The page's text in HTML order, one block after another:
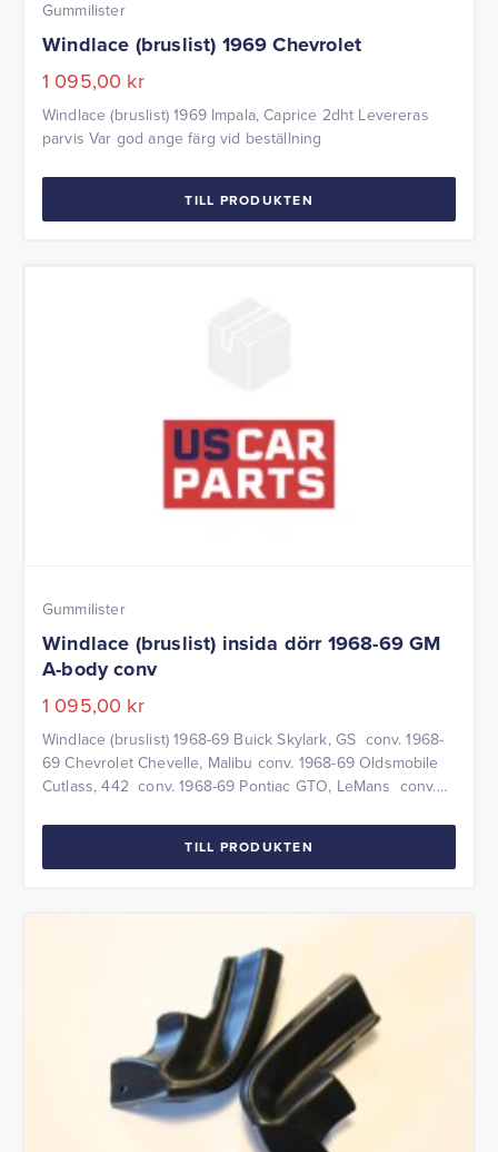
Gummilister
Windlace (bruslist) 1969 Chevrolet
1 095,00 kr
Windlace (bruslist) 1969 Impala, Caprice 2dht Levereras
parvis Var god ange färg vid beställning
TILL PRODUKTEN
Gummilister
Windlace (bruslist) insida dörr 1968-69 GM
A-body conv
1 095,00 kr
Windlace (bruslist) 1968-69 Buick Skylark, GS conv. 1968-
69 Chevrolet Chevelle, Malibu conv. 1968-69 Oldsmobile
Cutlass, 442 conv. 1968-69 Pontiac GTO, LeMans conv.
Levereras parvis Var god ange färg vid beställning
TILL PRODUKTEN